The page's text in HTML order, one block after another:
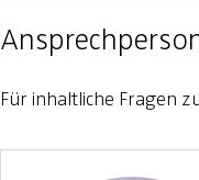
Für inhaltliche Fragen